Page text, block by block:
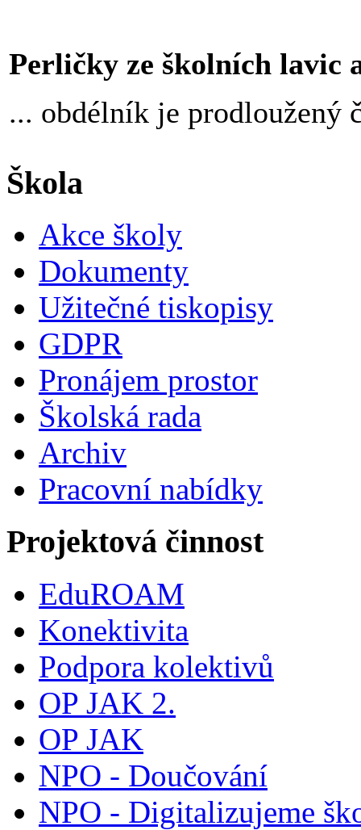
Perličky ze školních lavic
... obdélník je prodloužený
Škola
Akce školy
Dokumenty
Užitečné tiskopisy
GDPR
Pronájem prostor
Školská rada
Archiv
Pracovní nabídky
Projektová činnost
EduROAM
Konektivita
Podpora kolektivů
OP JAK 2.
OP JAK
NPO - Doučování
NPO - Digitalizujeme